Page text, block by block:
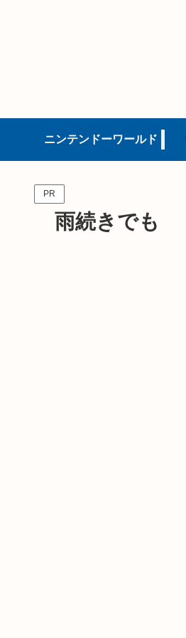
ニンテンドーワールド
PR
雨続きでも